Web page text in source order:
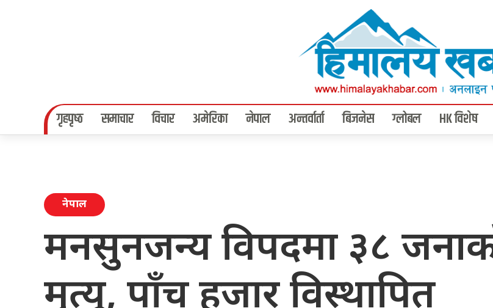
गृहपृष्‍ठ समाचार विचार अमेरिका नेपाल अन्तर्वार्ता बिजनेस ग्लोबल HK विशेष
नेपाल
मनसुनजन्य विपदमा ३८